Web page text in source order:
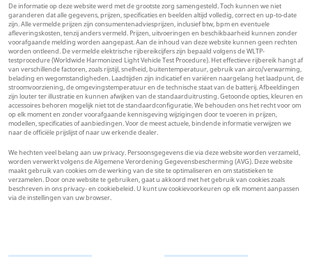
De informatie op deze website werd met de grootste zorg samengesteld. Toch kunnen we niet
garanderen dat alle gegevens, prijzen, specificaties en beelden altijd volledig, correct en up-to-date
zijn. Alle vermelde prijzen zijn consumentenadviesprijzen, inclusief btw, bpm en eventuele
afleveringskosten, tenzij anders vermeld. Prijzen, uitvoeringen en beschikbaarheid kunnen zonder
voorafgaande melding worden aangepast. Aan de inhoud van deze website kunnen geen rechten
worden ontleend. De vermelde elektrische rijbereikcijfers zijn bepaald volgens de WLTP-
testprocedure (Worldwide Harmonized Light Vehicle Test Procedure). Het effectieve rijbereik hangt af
van verschillende factoren, zoals rijstijl, snelheid, buitentemperatuur, gebruik van airco/verwarming,
belading en wegomstandigheden. Laadtijden zijn indicatief en variëren naargelang het laadpunt, de
stroomvoorziening, de omgevingstemperatuur en de technische staat van de batterij. Afbeeldingen
zijn louter ter illustratie en kunnen afwijken van de standaarduitrusting. Getoonde opties, kleuren en
accessoires behoren mogelijk niet tot de standaardconfiguratie. We behouden ons het recht voor om
op elk moment en zonder voorafgaande kennisgeving wijzigingen door te voeren in prijzen,
modellen, specificaties of aanbiedingen. Voor de meest actuele, bindende informatie verwijzen we
naar de officiële prijslijst of naar uw erkende dealer.
We hechten veel belang aan uw privacy. Persoonsgegevens die via deze website worden verzameld,
worden verwerkt volgens de Algemene Verordening Gegevensbescherming (AVG). Deze website
maakt gebruik van cookies om de werking van de site te optimaliseren en om statistieken te
verzamelen. Door onze website te gebruiken, gaat u akkoord met het gebruik van cookies zoals
beschreven in ons privacy- en cookiebeleid. U kunt uw cookievoorkeuren op elk moment aanpassen
via de instellingen van uw browser.